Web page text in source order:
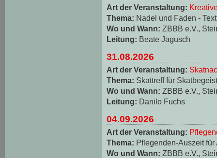
Art der Veranstaltung:
Thema: Nadel und Faden -
Wo und Wann: ZBBB e.V.,
Leitung: Beate Jagusch
31.08.2026
Art der Veranstaltung:
Thema: Skattreff für
Wo und Wann: ZBBB e.V.,
Leitung: Danilo Fuchs
04.09.2026
Art der Veranstaltung:
Thema: Pflegenden-Auszeit
Wo und Wann: ZBBB e.V.,